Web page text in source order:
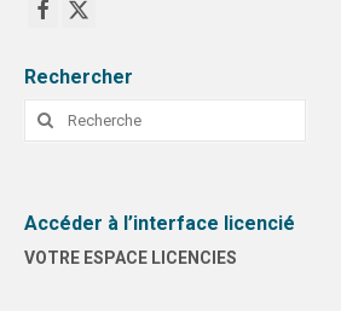
Rechercher
Rechercher
Accéder à l’interface licencié
VOTRE ESPACE LICENCIES